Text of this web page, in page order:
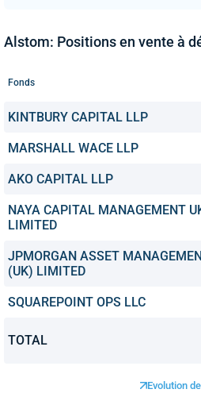
Alstom: Positions en vente à
Fonds
KINTBURY CAPITAL LLP
MARSHALL WACE LLP
AKO CAPITAL LLP
NAYA CAPITAL MANAGEMENT
LIMITED
JPMORGAN ASSET
(UK) LIMITED
SQUAREPOINT OPS LLC
TOTAL
Evolution